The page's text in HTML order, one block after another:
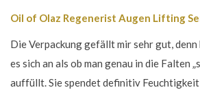
Oil of Olaz Regenerist Augen Lifting
Die Verpackung gefällt mir sehr gut,
es sich an als ob man genau in die Falten
auffüllt. Sie spendet definitiv Feuchtigkeit